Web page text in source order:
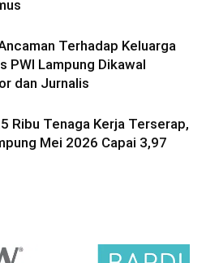
Terhadap Keluarga
PWI Lampung Dikawal
dan Jurnalis
Ribu Tenaga Kerja Terserap,
Mei 2026 Capai 3,97